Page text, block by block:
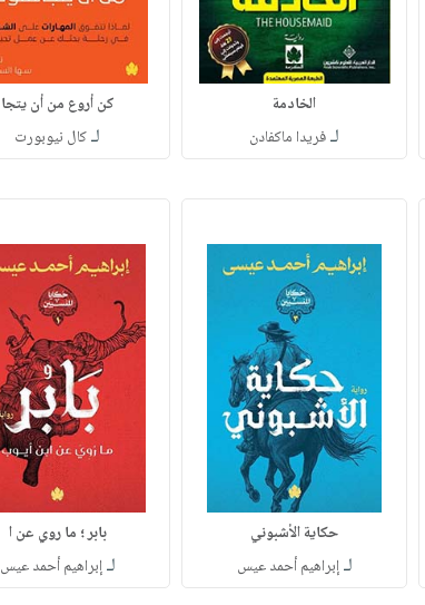
الخادمة
لـفريدا ماكفادن
كن أروع من أن يتجا
لـكال نيوبورت
حكاية الأشبوني
لـإبراهيم أحمد عيس
بابر ؛ ما روي عن ا
لـإبراهيم أحمد عيس